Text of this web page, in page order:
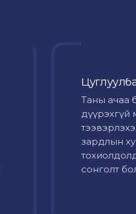
Таны ачаа
дүүрэхгүй
зардлын
сонголт